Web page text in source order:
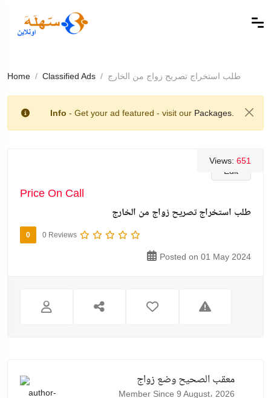
Home Classified Ads طلب استخراج تصريح زواج من الخارج
Info - Get your ad featured - visit our Packages.
Edit
Views: 651
Price On Call
طلب استخراج تصريح زواج من الخارج
0 0 Reviews
Posted on 01 May 2024
معقب الصحيح وضع زواج
Member Since 9 August، 2026